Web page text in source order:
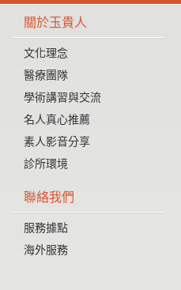
關於玉貴人
文化理念
醫療團隊
學術講習與交流
名人真心推薦
素人影音分享
診所環境
聯絡我們
服務據點
海外服務